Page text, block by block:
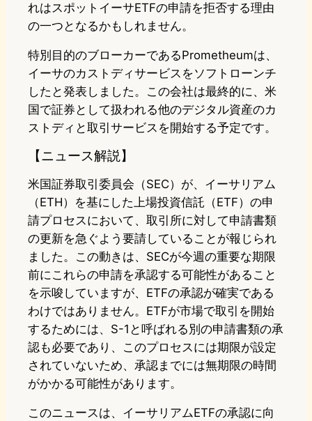
れはスポットイーサETFの申請を拒否する理由
の一つとなるかもしれません。
特別目的のブローカーであるPrometheumは、
イーサのカストディサービスをソフトローンチ
したと発表しました。この会社は最終的に、米
国で証券として扱われる他のデジタル資産のカ
ストディと取引サービスを開始する予定です。
【ニュース解説】
米国証券取引委員会（SEC）が、イーサリアム
（ETH）を基にした上場投資信託（ETF）の申
請プロセスにおいて、取引所に対して申請書類
の更新を急ぐよう要請していることが報じられ
ました。この動きは、SECが今週の重要な期限
前にこれらの申請を承認する可能性があること
を示唆していますが、ETFの承認が確実である
わけではありません。ETFが市場で取引を開始
するためには、S-1と呼ばれる別の申請書類の承
認も必要であり、このプロセスには期限が設定
されていないため、承認までには無期限の時間
がかかる可能性があります。
このニュースは、イーサリアムETFの承認に向